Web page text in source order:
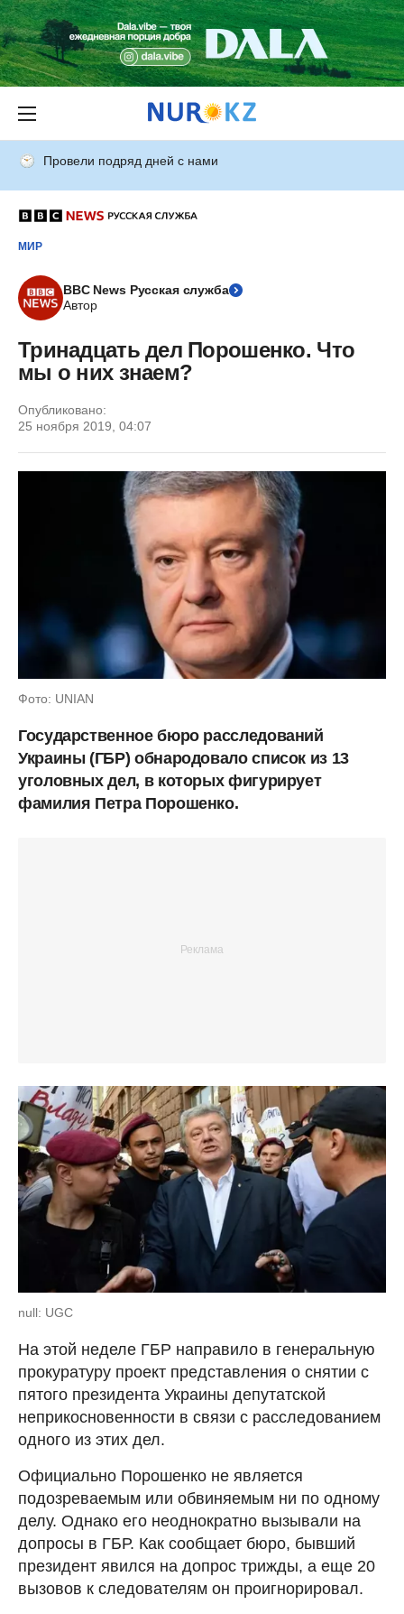
Провели подряд дней с нами
МИР
BBC News Русская служба
Автор
Тринадцать дел Порошенко. Что
мы о них знаем?
Опубликовано:
25 ноября 2019, 04:07
Фото: UNIAN
Государственное бюро расследований
Украины (ГБР) обнародовало список из 13
уголовных дел, в которых фигурирует
фамилия Петра Порошенко.
null: UGC
На этой неделе ГБР направило в генеральную
прокуратуру проект представления о снятии с
пятого президента Украины депутатской
неприкосновенности в связи с расследованием
одного из этих дел.
Официально Порошенко не является
подозреваемым или обвиняемым ни по одному
делу. Однако его неоднократно вызывали на
допросы в ГБР. Как сообщает бюро, бывший
президент явился на допрос трижды, а еще 20
вызовов к следователям он проигнорировал.